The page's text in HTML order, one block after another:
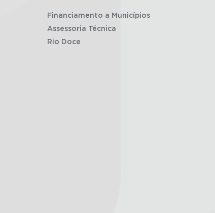
Financiamento a Municípios
Assessoria Técnica
Rio Doce